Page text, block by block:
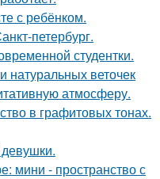
с ребёнком.
петербург.
студентки.
натуральных веточек
атмосферу.
в графитовых тонах.
мини - пространство с